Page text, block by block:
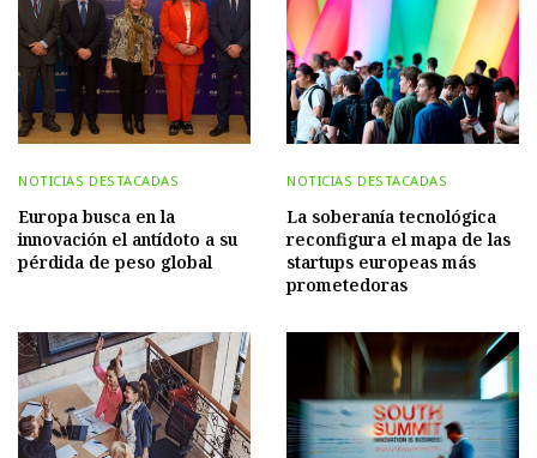
NOTICIAS DESTACADAS
Europa busca en la
innovación el antídoto a su
pérdida de peso global
NOTICIAS DESTACADAS
La soberanía tecnológica
reconfigura el mapa de las
startups europeas más
prometedoras